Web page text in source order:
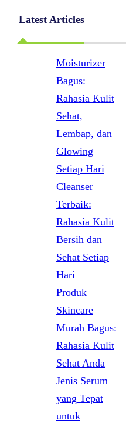
Latest Articles
Moisturizer
Bagus:
Rahasia Kulit
Sehat,
Lembap, dan
Glowing
Setiap Hari
Cleanser
Terbaik:
Rahasia Kulit
Bersih dan
Sehat Setiap
Hari
Produk
Skincare
Murah Bagus:
Rahasia Kulit
Sehat Anda
Jenis Serum
yang Tepat
untuk